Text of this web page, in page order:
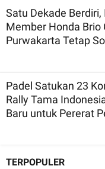
Satu Dekade Berdiri,
Member Honda Brio
Purwakarta Tetap
Padel Satukan 23
Rally Tama
Baru untuk Pererat
TERPOPULER